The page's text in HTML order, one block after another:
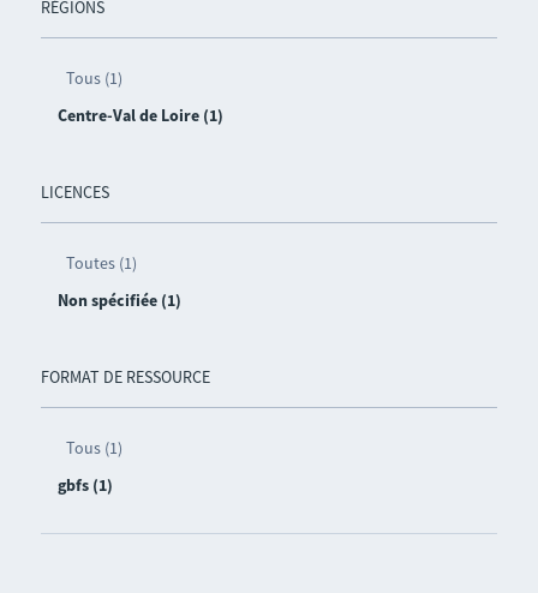
RÉGIONS
Tous (1)
Centre-Val de Loire (1)
LICENCES
Toutes (1)
Non spécifiée (1)
FORMAT DE RESSOURCE
Tous (1)
gbfs (1)